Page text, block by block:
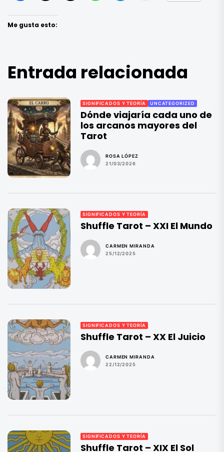
Me gusta esto:
Entrada relacionada
SIGNIFICADOS Y TEORÍA UNCATEGORIZED
Dónde viajaría cada uno de
los arcanos mayores del
Tarot
ROSA LÓPEZ
21/03/2026
SIGNIFICADOS Y TEORÍA
Shuffle Tarot – XXI El Mundo
CARMEN MIRANDA
25/12/2025
SIGNIFICADOS Y TEORÍA
Shuffle Tarot – XX El Juicio
CARMEN MIRANDA
22/12/2025
SIGNIFICADOS Y TEORÍA
Shuffle Tarot – XIX El Sol